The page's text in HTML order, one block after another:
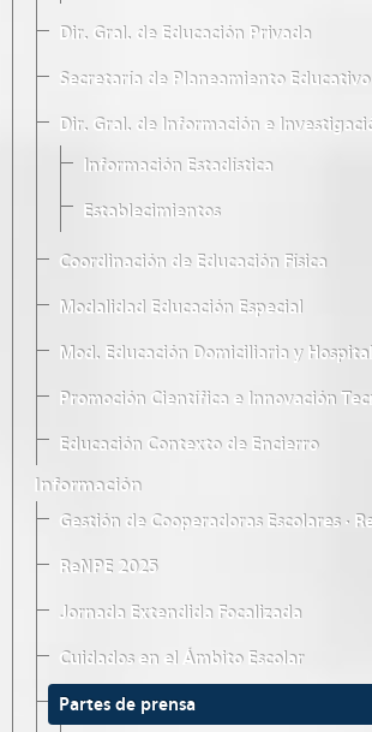
Dir. Gral. de Educación Privada
Secretaría de Planeamiento Educativo
Dir. Gral. de Información e
Información Estadística
Establecimientos
Coordinación de Educación Física
Modalidad Educación Especial
Mod. Educación Domiciliaria y
Promoción Científica e Innovación
Educación Contexto de Encierro
Información
Gestión de Cooperadoras Escolares ·
ReNPE 2025
Jornada Extendida Focalizada
Cuidados en el Ámbito Escolar
Partes de prensa